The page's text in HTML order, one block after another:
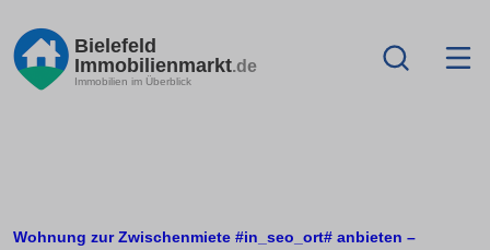
Bielefeld
Immobilienmarkt.de
Immobilien im Überblick
Wohnung zur Zwischenmiete #in_seo_ort# anbieten –